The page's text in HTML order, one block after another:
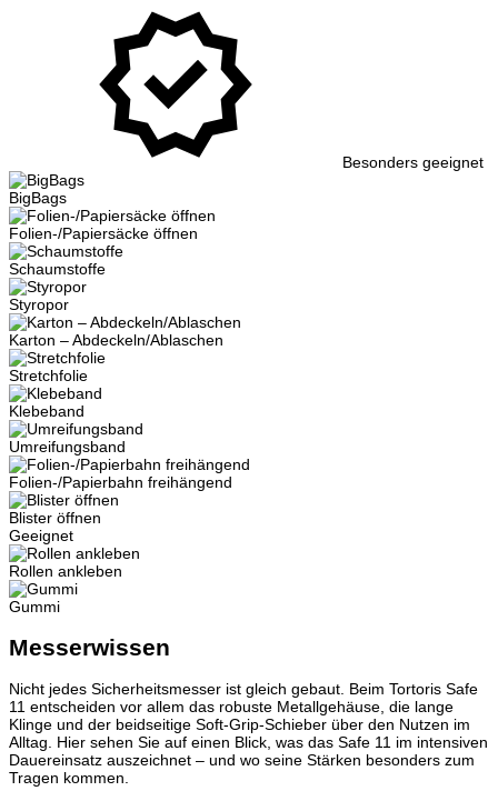
Besonders geeignet
BigBags
Folien-/Papiersäcke öffnen
Schaumstoffe
Styropor
Karton – Abdeckeln/Ablaschen
Stretchfolie
Klebeband
Umreifungsband
Folien-/Papierbahn freihängend
Blister öffnen
Geeignet
Rollen ankleben
Gummi
Messerwissen
Nicht jedes Sicherheitsmesser ist gleich gebaut. Beim Tortoris Safe
11 entscheiden vor allem das robuste Metallgehäuse, die lange
Klinge und der beidseitige Soft-Grip-Schieber über den Nutzen im
Alltag. Hier sehen Sie auf einen Blick, was das Safe 11 im intensiven
Dauereinsatz auszeichnet – und wo seine Stärken besonders zum
Tragen kommen.